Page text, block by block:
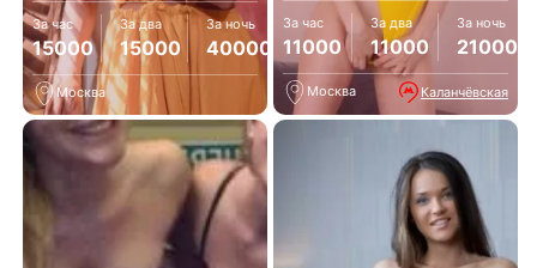
За час
15000
За два
15000
За ночь
40000
Москва
За час
11000
За два
11000
За ночь
21000
Москва Каланчёвская